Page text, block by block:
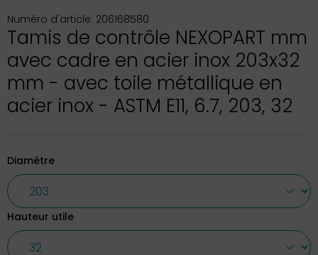
Numéro d'article: 206168580
Tamis de contrôle NEXOPART mm
avec cadre en acier inox 203x32
mm - avec toile métallique en
acier inox - ASTM E11, 6.7, 203, 32
Diamètre
Hauteur utile